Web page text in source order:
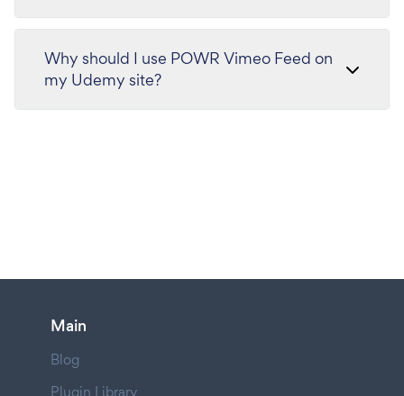
Why should I use POWR Vimeo Feed on
my Udemy site?
Main
Blog
Plugin Library